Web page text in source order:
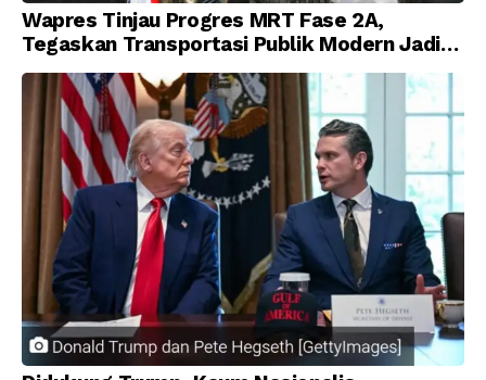
Wapres Tinjau Progres MRT Fase 2A,
Tegaskan Transportasi Publik Modern Jadi
Prioritas Nasional